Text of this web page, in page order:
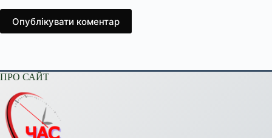
Опублікувати коментар
ПРО САЙТ